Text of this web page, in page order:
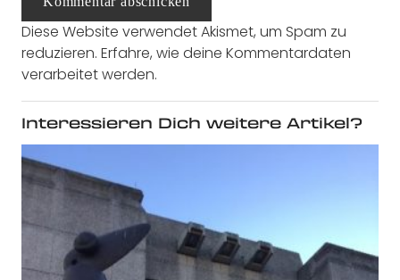
Diese Website verwendet Akismet, um Spam zu
reduzieren. Erfahre, wie deine Kommentardaten
verarbeitet werden.
Interessieren Dich weitere Artikel?